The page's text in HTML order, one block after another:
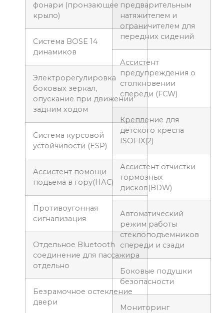
фонари (пронзающее
крыло)
Система BOSE 14
динамиков
Электрорегулировка
боковых зеркал,
опускание при движении
задним ходом
Система курсовой
устойчивости (ESP)
Ассистент помощи
подъема в гору(НАС)
Противоугонная
сигнализация
Отдельное Bluetooth
соединение для пассажира
отдельно
Безрамочное остекление
двери
предварительным
натяжителем и
ограничителем для
передних сидений
Ассистент
предупреждения о
столкновении
спереди (FCW)
Крепление для
детского кресла
ISOFIX(2)
Ассистент отчистки
тормозных
дисков(BDW)
Автоматический
режим работы
стеклоподъемников
спереди и сзади
Боковые подушки
безопасности
Мониторинг